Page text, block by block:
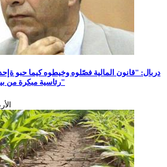
دربال: "قانون المالية فصّلوه وخيطوه كيما حبو
رئاسية مبكرة من بين أهم الحلول للأزمة السياسية"
الأربعاء،